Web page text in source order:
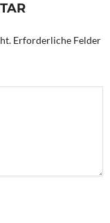
Erforderliche Felder